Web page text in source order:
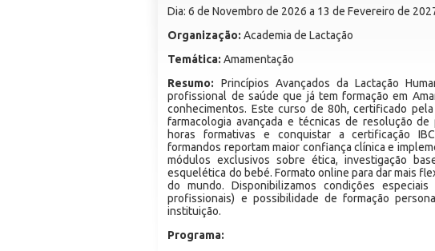
Dia: 6 de Novembro de 2026 a 13 de Fevereiro de
Organização: Academia de Lactação
Temática: Amamentação
Resumo: Princípios Avançados da Lactação
profissional de saúde que já tem formação em
conhecimentos. Este curso de 80h, certificado
farmacologia avançada e técnicas de resolução
horas formativas e conquistar a certificação
formandos reportam maior confiança clínica e
módulos exclusivos sobre ética, investigação
esquelética do bebé. Formato online para dar mais
do mundo. Disponibilizamos condições
profissionais) e possibilidade de formação
instituição.
Programa: